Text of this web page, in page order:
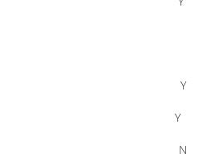
Y
SAMOA Y
N